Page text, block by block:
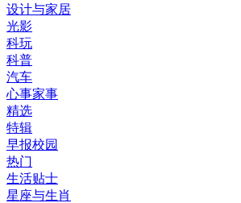
设计与家居
光影
科玩
科普
汽车
心事家事
精选
特辑
早报校园
热门
生活贴士
星座与生肖